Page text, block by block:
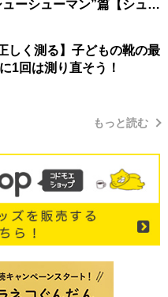
ーシューマン”篇【シュー
しく測る】子どもの靴の最
1回は測り直そう！
もっと読む